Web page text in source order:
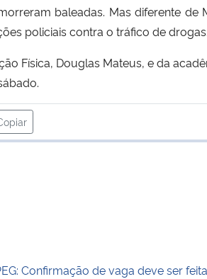
baleadas. Mas diferente de
policiais contra o tráfico de
Física, Douglas Mateus, e da
para área de transferência
Confirmação de vaga deve ser